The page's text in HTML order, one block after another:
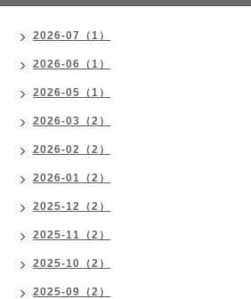
2026-07（1）
2026-06（1）
2026-05（1）
2026-03（2）
2026-02（2）
2026-01（2）
2025-12（2）
2025-11（2）
2025-10（2）
2025-09（2）